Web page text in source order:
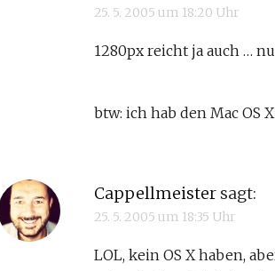
25. 5. 2005 um 18:20 Uhr
1280px reicht ja auch …
btw: ich hab den Mac
Cappellmeister sagt:
25. 5. 2005 um 18:35 Uhr
LOL, kein OS X haben,